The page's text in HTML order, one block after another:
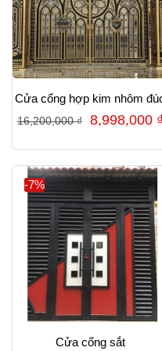
Cửa cổng hợp kim nhôm
16,200,000₫
Giá
là:
16,200,000
8,998,000 ₫
-7%
Cửa cổng sắt